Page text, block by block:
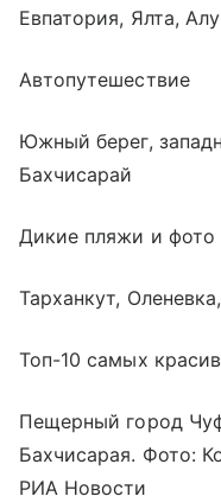
Евпатория, Ялта,
Автопутешествие
Южный берег,
Бахчисарай
Дикие пляжи и фото
Тарханкут,
Топ-10 самых
Пещерный город
Бахчисарая. Фото:
РИА Новости